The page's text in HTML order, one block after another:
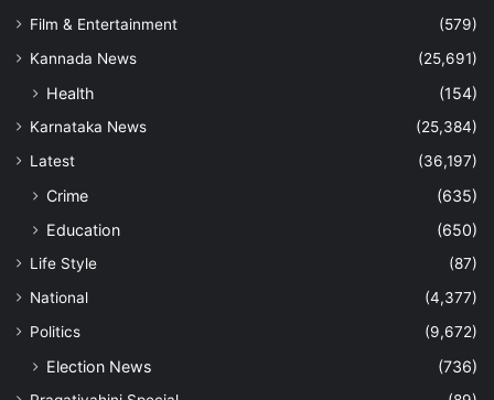
Film & Entertainment
(579)
Kannada News
(25,691)
Health (154)
Karnataka News
(25,384)
Latest
(36,197)
Crime
(635)
Education
(650)
Life Style
(87)
National
(4,377)
Politics
(9,672)
Election News (736)